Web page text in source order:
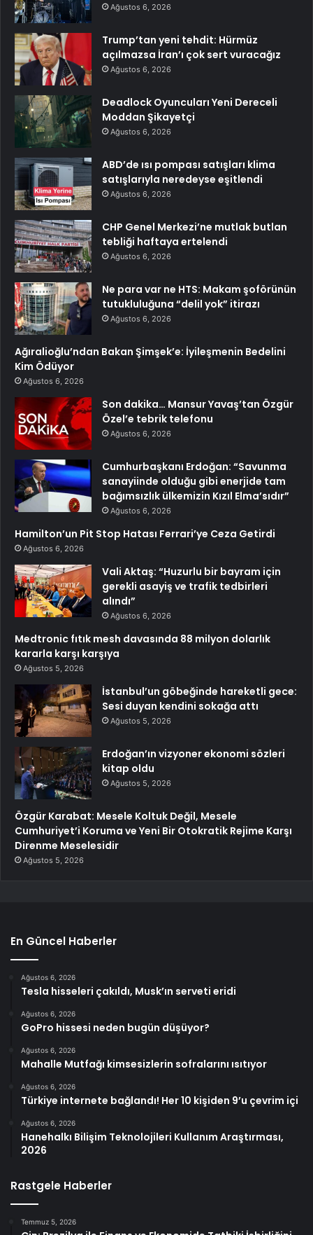
Ağustos 6, 2026
Trump’tan yeni tehdit: Hürmüz
açılmazsa İran’ı çok sert vuracağız
Ağustos 6, 2026
Deadlock Oyuncuları Yeni Dereceli
Moddan Şikayetçi
Ağustos 6, 2026
ABD’de ısı pompası satışları klima
satışlarıyla neredeyse eşitlendi
Ağustos 6, 2026
CHP Genel Merkezi’ne mutlak butlan
tebliği haftaya ertelendi
Ağustos 6, 2026
Ne para var ne HTS: Makam şoförünün
tutukluluğuna “delil yok” itirazı
Ağustos 6, 2026
Ağıralioğlu’ndan Bakan Şimşek’e: İyileşmenin Bedelini
Kim Ödüyor
Ağustos 6, 2026
Son dakika… Mansur Yavaş’tan Özgür
Özel’e tebrik telefonu
Ağustos 6, 2026
Cumhurbaşkanı Erdoğan: “Savunma
sanayiinde olduğu gibi enerjide tam
bağımsızlık ülkemizin Kızıl Elma’sıdır”
Ağustos 6, 2026
Hamilton’un Pit Stop Hatası Ferrari’ye Ceza Getirdi
Ağustos 6, 2026
Vali Aktaş: “Huzurlu bir bayram için
gerekli asayiş ve trafik tedbirleri
alındı”
Ağustos 6, 2026
Medtronic fıtık mesh davasında 88 milyon dolarlık
kararla karşı karşıya
Ağustos 5, 2026
İstanbul’un göbeğinde hareketli gece:
Sesi duyan kendini sokağa attı
Ağustos 5, 2026
Erdoğan’ın vizyoner ekonomi sözleri
kitap oldu
Ağustos 5, 2026
Özgür Karabat: Mesele Koltuk Değil, Mesele
Cumhuriyet’i Koruma ve Yeni Bir Otokratik Rejime Karşı
Direnme Meselesidir
Ağustos 5, 2026
En Güncel Haberler
Ağustos 6, 2026
Tesla hisseleri çakıldı, Musk’ın serveti eridi
Ağustos 6, 2026
GoPro hissesi neden bugün düşüyor?
Ağustos 6, 2026
Mahalle Mutfağı kimsesizlerin sofralarını ısıtıyor
Ağustos 6, 2026
Türkiye internete bağlandı! Her 10 kişiden 9’u çevrim içi
Ağustos 6, 2026
Hanehalkı Bilişim Teknolojileri Kullanım Araştırması,
2026
Rastgele Haberler
Temmuz 5, 2026